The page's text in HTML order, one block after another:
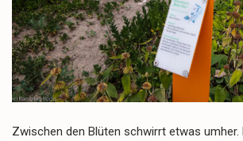
Zwischen den Blüten schwirrt etwas umher.